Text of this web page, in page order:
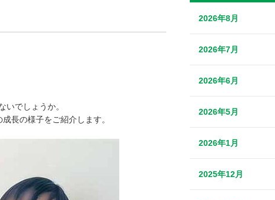
いでしょうか。
長の様子をご紹介します。
2026年8月
2026年7月
2026年6月
2026年5月
2026年1月
2025年12月